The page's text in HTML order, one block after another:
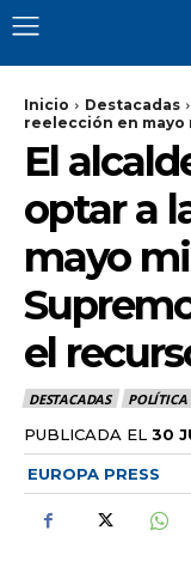
Inicio Destacadas
reelección en mayo
El
optar a
mayo
el
DESTACADAS POLÍTICA
PUBLICADA EL 30
EUROPA PRESS